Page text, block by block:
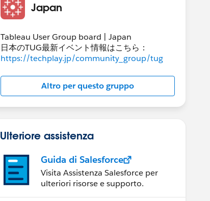
Japan
Tableau User Group board | Japan
日本のTUG最新イベント情報はこちら：
https://techplay.jp/community_group/tug
Altro per questo gruppo
Ulteriore assistenza
Guida di Salesforce
Visita Assistenza Salesforce per
ulteriori risorse e supporto.